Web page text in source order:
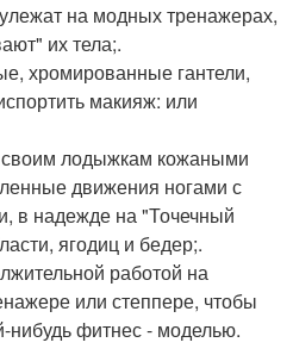
на модных тренажерах,
их тела;.
хромированные гантели,
макияж: или
лодыжкам кожаными
движения ногами с
в надежде на "Точечный
ягодиц и бедер;.
работой на
или степпере, чтобы
нибудь фитнес - моделью.